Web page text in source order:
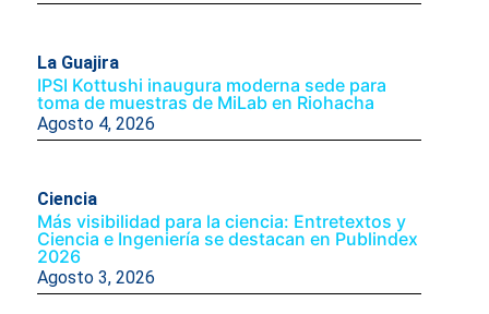
La Guajira
IPSI Kottushi inaugura moderna sede para
toma de muestras de MiLab en Riohacha
Agosto 4, 2026
Ciencia
Más visibilidad para la ciencia: Entretextos y
Ciencia e Ingeniería se destacan en Publindex
2026
Agosto 3, 2026